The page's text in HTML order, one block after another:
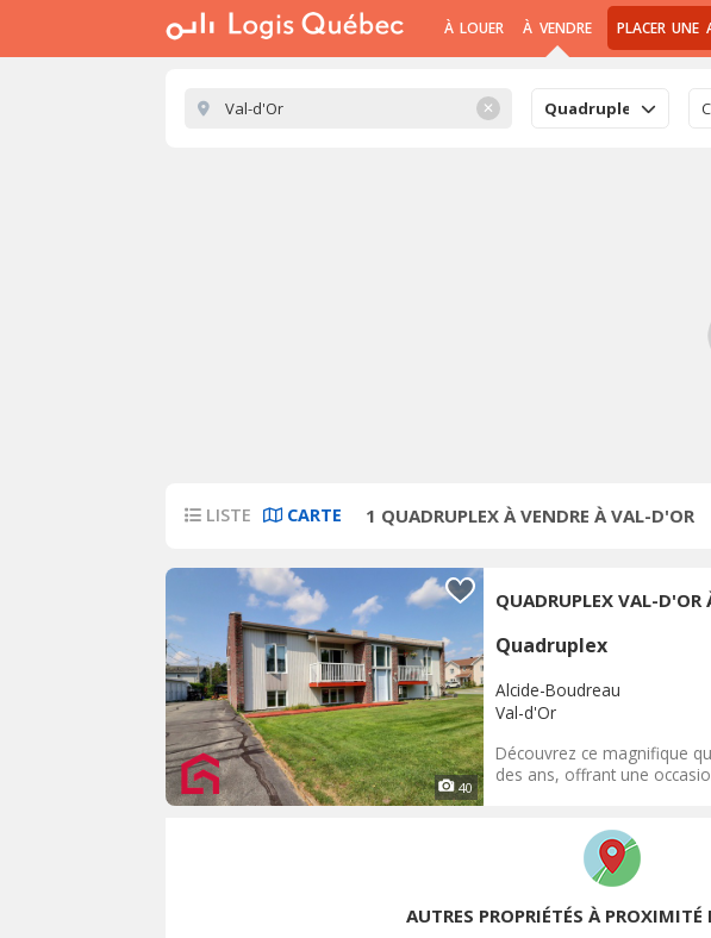
À LOUER À VENDRE PLACER UNE
✕ Quadruplex
LISTE CARTE 1 QUADRUPLEX À VENDRE À VAL-D'OR
40
QUADRUPLEX VAL-D'OR
Quadruplex
Alcide-Boudreau
Val-d'Or
Découvrez ce magnifique
des ans, offrant une
AUTRES PROPRIÉTÉS À